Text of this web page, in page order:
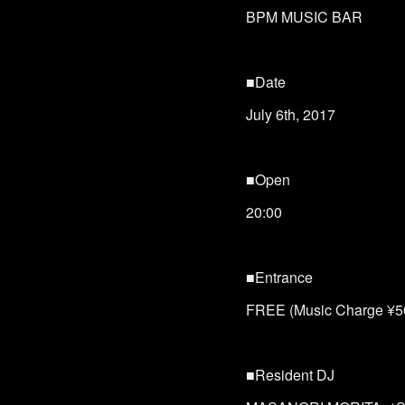
BPM MUSIC BAR
■Date
July 6th, 2017
■Open
20:00
■Entrance
FREE (Music Charge
■Resident DJ